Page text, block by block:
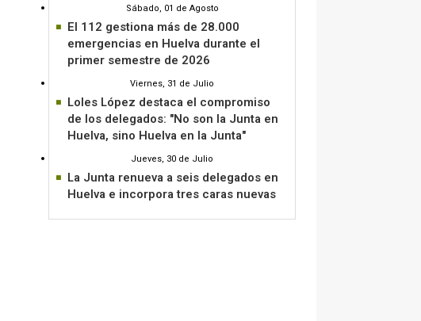
Sábado, 01 de Agosto
El 112 gestiona más de 28.000
emergencias en Huelva durante el
primer semestre de 2026
Viernes, 31 de Julio
Loles López destaca el compromiso
de los delegados: "No son la Junta en
Huelva, sino Huelva en la Junta"
Jueves, 30 de Julio
La Junta renueva a seis delegados en
Huelva e incorpora tres caras nuevas